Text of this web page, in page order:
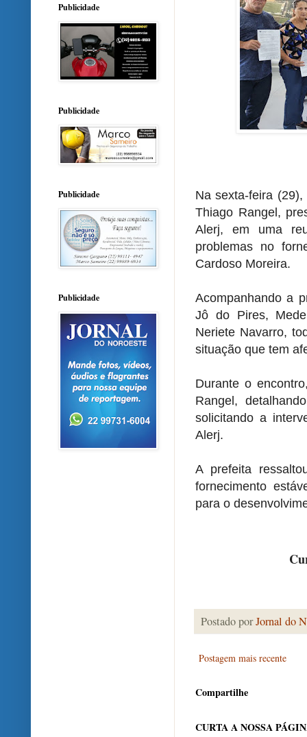
Na sexta-feira
Thiago Rangel,
Alerj, em uma
problemas no
Cardoso Moreira.
Acompanhando a
Jô do Pires,
Neriete Navarro,
situação que tem
Durante o
Rangel,
solicitando a
Alerj.
A prefeita
fornecimento
para o
Postado porJornal do
Postagem mais recente
Compartilhe
CURTA A NOSSA
Publicidade
Publicidade
Publicidade
Publicidade